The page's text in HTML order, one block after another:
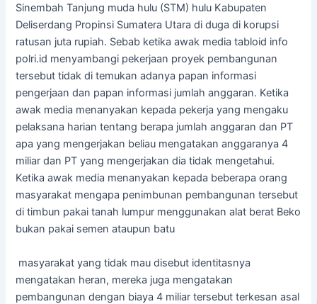
Sinembah Tanjung muda hulu (STM) hulu Kabupaten
Deliserdang Propinsi Sumatera Utara di duga di korupsi
ratusan juta rupiah. Sebab ketika awak media tabloid info
polri.id menyambangi pekerjaan proyek pembangunan
tersebut tidak di temukan adanya papan informasi
pengerjaan dan papan informasi jumlah anggaran. Ketika
awak media menanyakan kepada pekerja yang mengaku
pelaksana harian tentang berapa jumlah anggaran dan PT
apa yang mengerjakan beliau mengatakan anggaranya 4
miliar dan PT yang mengerjakan dia tidak mengetahui.
Ketika awak media menanyakan kepada beberapa orang
masyarakat mengapa penimbunan pembangunan tersebut
di timbun pakai tanah lumpur menggunakan alat berat Beko
bukan pakai semen ataupun batu
masyarakat yang tidak mau disebut identitasnya
mengatakan heran, mereka juga mengatakan
pembangunan dengan biaya 4 miliar tersebut terkesan asal